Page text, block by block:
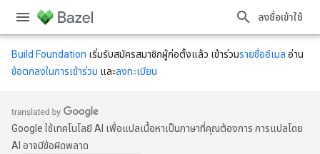
ลงชื่อเข้าใช้
Build Foundation เริ่มรับสมัครสมาชิกผู้ก่อตั้งแล้ว เข้าร่วมรายชื่ออีเมล อ่าน
ข้อตกลงในการเข้าร่วม และลงทะเบียน
Google ใช้เทคโนโลยี AI เพื่อแปลเนื้อหาเป็นภาษาที่คุณต้องการ การแปลโดย
AI อาจมีข้อผิดพลาด